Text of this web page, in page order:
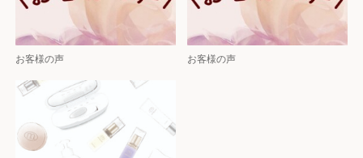
お客様の声 お客様の声